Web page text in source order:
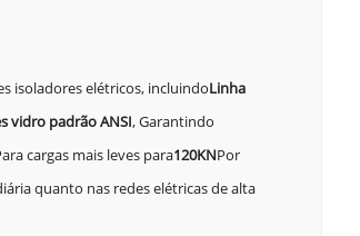
isoladores elétricos, incluindoLinha
vidro padrão ANSI, Garantindo
cargas mais leves para120KNPor
quanto nas redes elétricas de alta